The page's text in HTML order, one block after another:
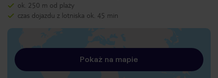
ok. 250 m od plaży
czas dojazdu z lotniska ok. 45 min
Pokaż na mapie